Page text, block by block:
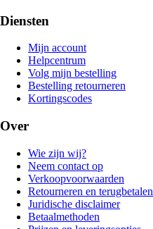
Diensten
Mijn account
Helpcentrum
Volg mijn bestelling
Bestelling retourneren
Kortingscodes
Over
Wie zijn wij?
Neem contact op
Verkoopvoorwaarden
Retourneren en terugbetalen
Juridische disclaimer
Betaalmethoden